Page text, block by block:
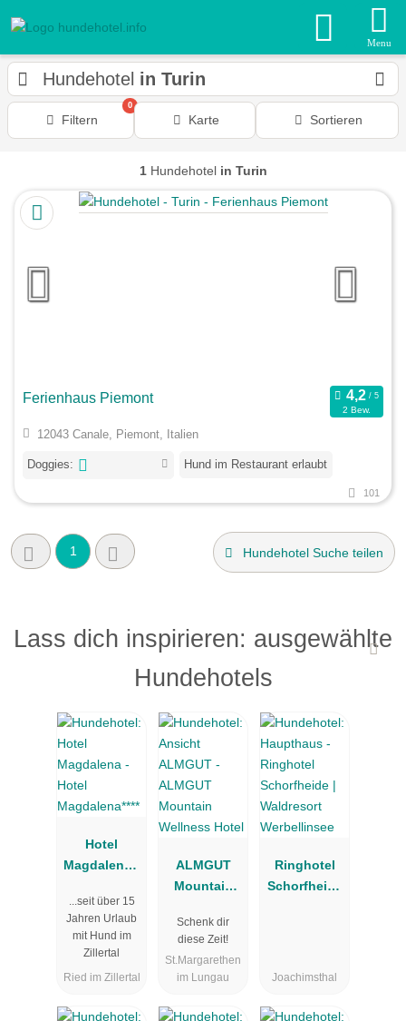
Menu
Hundehotel in Turin
Filtern
0
Karte Sortieren
1Hundehotel in Turin
Ferienhaus Piemont
2 Bew.
12043 Canale, Piemont, Italien
Doggies: Hund im Restaurant erlaubt
101
1 Hundehotel Suche teilen
Lass dich inspirieren: ausgewählte
Hundehotels
Hotel
Magdalena**
...seit über 15
Jahren Urlaub
mit Hund im
Zillertal
Ried im Zillertal
ALMGUT
Mountain
Hotel
Schenk dir
diese Zeit!
St.Margarethen
im Lungau
Ringhotel
Schorfheide
Joachimsthal